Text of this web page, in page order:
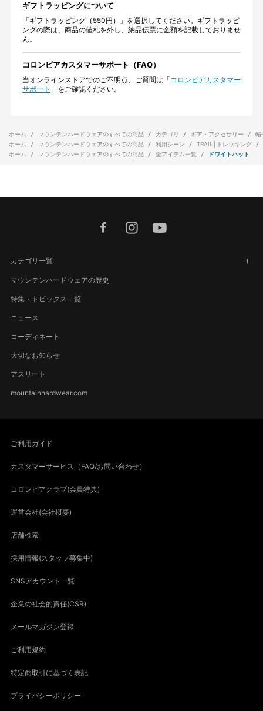
ギフトラッピングについて
「ギフトラッピング（550円）」を選択してください。ギフトラッピ
ングの際は、商品の値札を外し、納品伝票に金額を記載しておりませ
ん。
コロンビアカスタマーサポート（FAQ）
当オンラインストアでのご不明点、ご質問は「コロンビアカスタマー
サポート 」をご確認ください。
ホーム マウンテンハードウェアのすべての商品 カテゴリ ギア・アクセサリー
帽
ホーム
マウンテンハードウェアのすべての商品 利用シーン
TRAIL│トレッキング
ホーム
マウンテンハードウェアのすべての商品 全アイテム一覧 ドワイトハット
facebookinstagram
カテゴリ一覧
マウンテンハードウェアの歴史
特集・トピックス一覧
ニュース
コーディネート
大切なお知らせ
アスリート
mountainhardwear.com
ご利用ガイド
カスタマーサービス（FAQ/お問い合わせ）
コロンビアクラブ(会員特典)
運営会社(会社概要)
店舗検索
採用情報(スタッフ募集中)
SNSアカウント一覧
企業の社会的責任(CSR)
メールマガジン登録
ご利用規約
特定商取引に基づく表記
プライバシーポリシー